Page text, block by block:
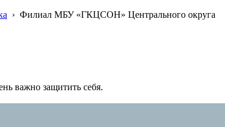
› Филиал МБУ «ГКЦСОН» Центрального округа
важно защитить себя.